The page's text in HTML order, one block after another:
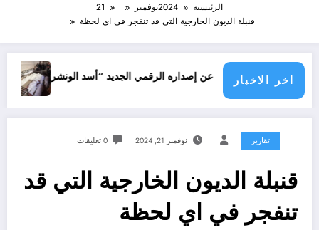
الرئيسية 2024نوفمبر
21
قنبلة الديون الخارجية التي قد تنفجر في اي لحظة
اخر الاخبار
شاهد يعلن عن إصداره الرقمي الجديد “أسد الونشريس” تخليدا لنضال الشهيد
جرائم الاحتلال
تقارير نوفمبر 21, 2024 0 تعليقات
قنبلة الديون الخارجية التي قد
تنفجر في اي لحظة